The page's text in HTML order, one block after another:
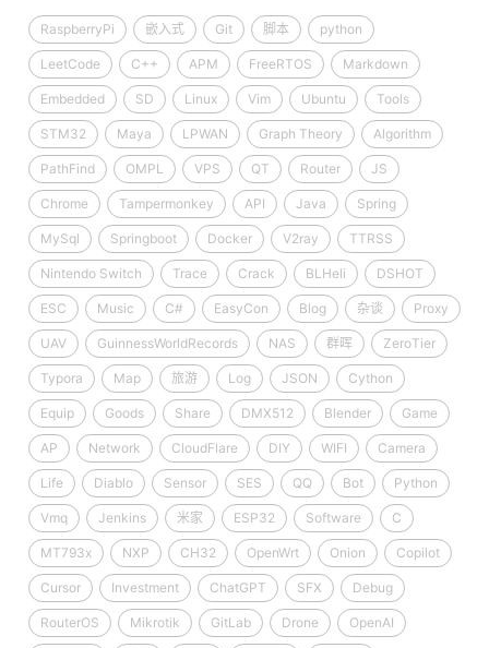
RaspberryPi 嵌入式 Git 脚本 python
LeetCode C++ APM FreeRTOS Markdown
Embedded SD Linux Vim Ubuntu Tools
STM32 Maya LPWAN Graph Theory Algorithm
PathFind OMPL VPS QT Router JS
Chrome Tampermonkey API Java Spring
MySql Springboot Docker V2ray TTRSS
Nintendo Switch Trace Crack BLHeli DSHOT
ESC Music C# EasyCon Blog 杂谈 Proxy
UAV GuinnessWorldRecords NAS 群晖 ZeroTier
Typora Map 旅游 Log JSON Cython
Equip Goods Share DMX512 Blender Game
AP Network CloudFlare DIY WIFI Camera
Life Diablo Sensor SES QQ Bot Python
Vmq Jenkins 米家 ESP32 Software C
MT793x NXP CH32 OpenWrt Onion Copilot
Cursor Investment ChatGPT SFX Debug
RouterOS Mikrotik GitLab Drone OpenAI